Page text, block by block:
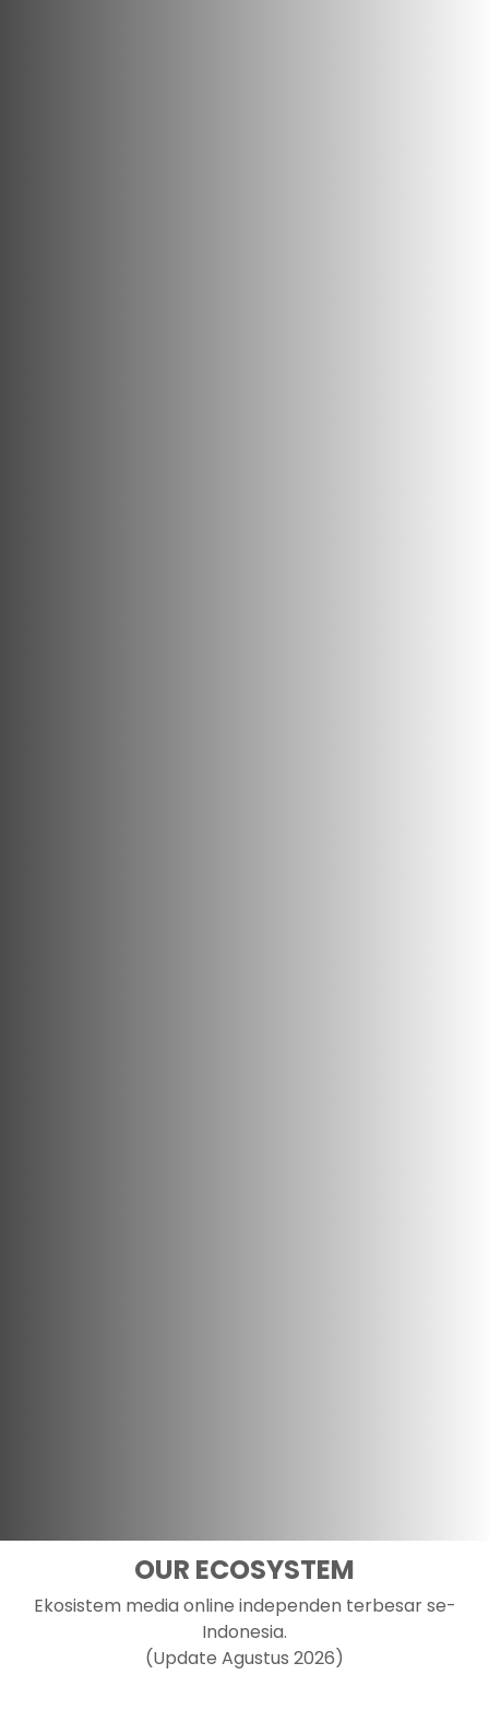
OUR ECOSYSTEM
Ekosistem media online independen terbesar se-
Indonesia.
(Update Agustus 2026)